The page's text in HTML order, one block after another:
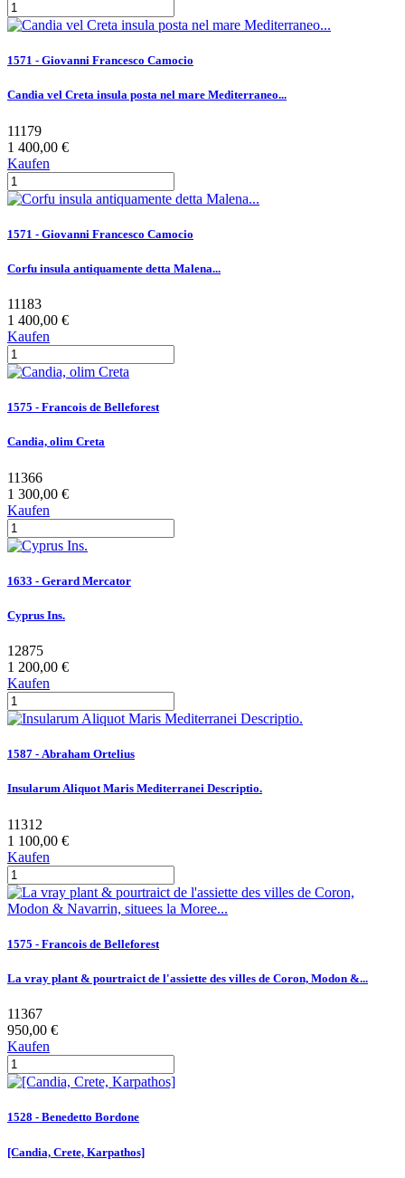
1571 - Giovanni Francesco Camocio
Candia vel Creta insula posta nel mare Mediterraneo...
11179
1 400,00 €
Kaufen
1571 - Giovanni Francesco Camocio
Corfu insula antiquamente detta Malena...
11183
1 400,00 €
Kaufen
1575 - Francois de Belleforest
Candia, olim Creta
11366
1 300,00 €
Kaufen
1633 - Gerard Mercator
Cyprus Ins.
12875
1 200,00 €
Kaufen
1587 - Abraham Ortelius
Insularum Aliquot Maris Mediterranei Descriptio.
11312
1 100,00 €
Kaufen
1575 - Francois de Belleforest
La vray plant & pourtraict de l'assiette des villes de Coron, Modon &...
11367
950,00 €
Kaufen
1528 - Benedetto Bordone
[Candia, Crete, Karpathos]